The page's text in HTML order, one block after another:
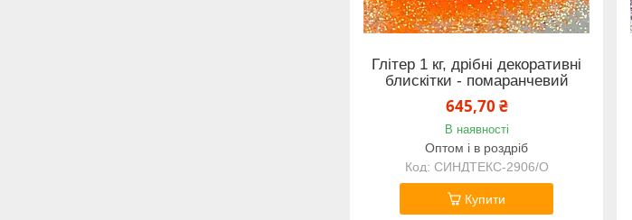
Глітер 1 кг, дрібні декоративні
блискітки - помаранчевий
645,70 ₴
В наявності
Оптом і в роздріб
СИНДТЕКС-2906/О
Купити